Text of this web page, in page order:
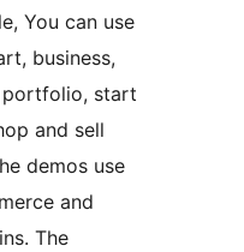
You can use
business,
portfolio, start
and sell
demos use
and
The